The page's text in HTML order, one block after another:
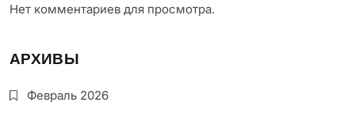
Нет комментариев для просмотра.
АРХИВЫ
Февраль 2026